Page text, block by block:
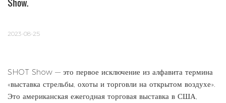
2023-08-25
SHOT Show — это первое исключение из алфавита термина
«выставка стрельбы, охоты и торговли на открытом воздухе».
Это американская ежегодная торговая выставка в США,